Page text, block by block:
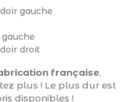
gauche
droit
française,
plus ! Le plus dur est
disponibles !